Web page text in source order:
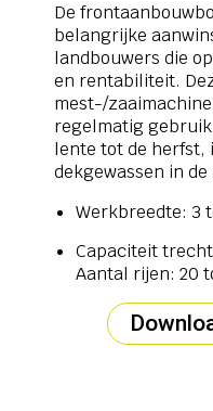
De
belangrijke
landbouwers die
en rentabiliteit.
mest-/
regelmatig
lente tot de herfst,
dekgewassen in de
Werkbreedte: 3
Capaciteit
Aantal rijen: 20